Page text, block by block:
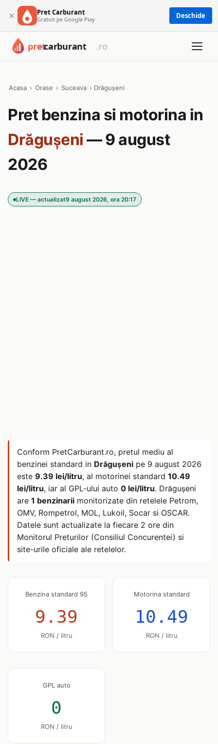
× Pret Carburant
Gratuit pe Google Play Deschide
Acasa › Orase › Suceava › Drăguşeni
Pret benzina si motorina in
Drăguşeni — 9 august
2026
LIVE — actualizat9 august 2026, ora 20:17
Conform PretCarburant.ro, pretul mediu al
benzinei standard in Drăguşeni pe 9 august 2026
este 9.39 lei/litru, al motorinei standard 10.49
lei/litru, iar al GPL-ului auto 0 lei/litru. Drăguşeni
are 1 benzinarii monitorizate din retelele Petrom,
OMV, Rompetrol, MOL, Lukoil, Socar si OSCAR.
Datele sunt actualizate la fiecare 2 ore din
Monitorul Preturilor (Consiliul Concurentei) si
site-urile oficiale ale retelelor.
Benzina standard 95
9.39
RON / litru
Motorina standard
10.49
RON / litru
GPL auto
0
RON / litru